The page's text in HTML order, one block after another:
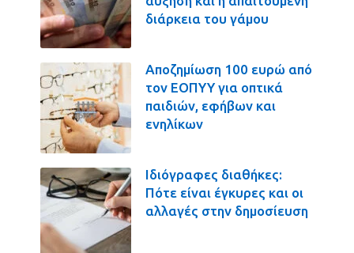
διάρκεια του γάμου
Αποζημίωση 100 ευρώ από
τον ΕΟΠΥΥ για οπτικά
παιδιών, εφήβων και
ενηλίκων
Ιδιόγραφες διαθήκες:
Πότε είναι έγκυρες και οι
αλλαγές στην δημοσίευση